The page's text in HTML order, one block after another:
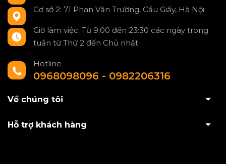
Cơ sở 2: 71 Phan Văn Trường, Cầu Giấy, Hà Nội
Giờ làm việc: Từ 9:00 đến 23:30 các ngày trong
tuần từ Thứ 2 đến Chủ nhật
Hotline
0968098096 - 0982206316
Về chúng tôi
Hỗ trợ khách hàng